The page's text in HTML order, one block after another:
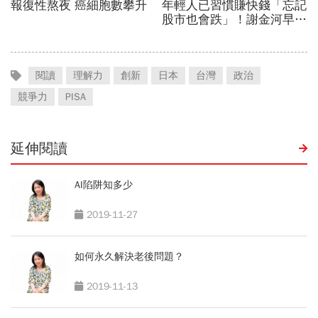
閱讀 理解力 創新 日本 台灣
政治
競爭力
PISA
延伸閱讀
AI陷阱知多少
2019-11-27
如何永久解決老後問題？
2019-11-13